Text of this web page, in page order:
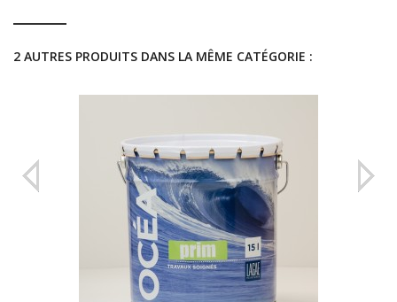
2 AUTRES PRODUITS DANS LA MÊME CATÉGORIE :